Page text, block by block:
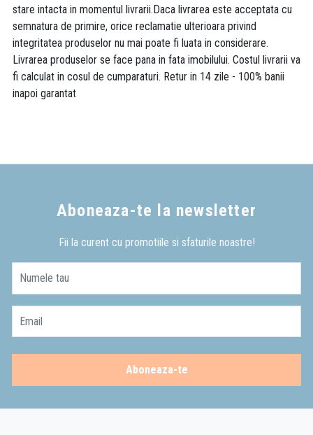
stare intacta in momentul livrarii.Daca livrarea este acceptata cu
semnatura de primire, orice reclamatie ulterioara privind
integritatea produselor nu mai poate fi luata in considerare.
Livrarea produselor se face pana in fata imobilului. Costul livrarii va
fi calculat in cosul de cumparaturi. Retur in 14 zile - 100% banii
inapoi garantat
Aboneaza-te la newsletter
Fii la curent cu promotiile si sfaturile noastre!
Numele tau
Email
Aboneaza-te